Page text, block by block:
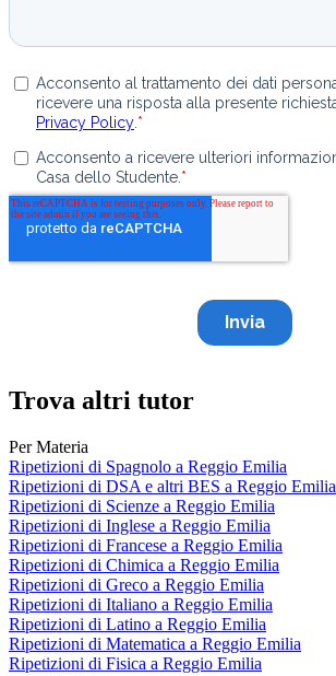
Trova altri tutor
Per Materia
Ripetizioni di Spagnolo a Reggio Emilia
Ripetizioni di DSA e altri BES a Reggio Emilia
Ripetizioni di Scienze a Reggio Emilia
Ripetizioni di Inglese a Reggio Emilia
Ripetizioni di Francese a Reggio Emilia
Ripetizioni di Chimica a Reggio Emilia
Ripetizioni di Greco a Reggio Emilia
Ripetizioni di Italiano a Reggio Emilia
Ripetizioni di Latino a Reggio Emilia
Ripetizioni di Matematica a Reggio Emilia
Ripetizioni di Fisica a Reggio Emilia